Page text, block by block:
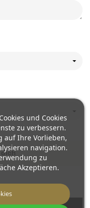
dich
und Cookies
zu verbessern.
auf Ihre Vorlieben,
navigation.
zu
Akzeptieren.